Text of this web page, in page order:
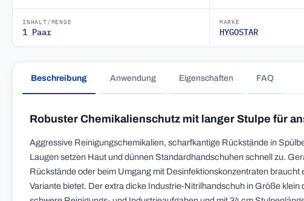
INHALT/MENGE
1 Paar
MARKE
HYGOSTAR
Beschreibung Anwendung Eigenschaften FAQ
Robuster Chemikalienschutz mit langer Stulpe für
Aggressive Reinigungschemikalien, scharfkantige Rückstände in
Laugen setzen Haut und dünnen Standardhandschuhen schnell zu.
Rückstände oder beim Umgang mit Desinfektionskonzentraten
Variante bietet. Der extra dicke Industrie-Nitrilhandschuh in Größe